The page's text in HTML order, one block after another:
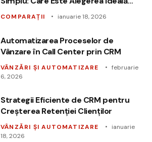
pentru Afacerea Ta?
COMPARAȚII ianuarie 18, 2026
Automatizarea Proceselor de
Vânzare în Call Center prin CRM
VÂNZĂRI ȘI AUTOMATIZARE
februarie
6, 2026
Strategii Eficiente de CRM pentru
Creșterea Retenției Clienților
VÂNZĂRI ȘI AUTOMATIZARE
ianuarie
18, 2026